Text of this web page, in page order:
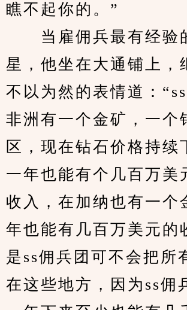
瞧不起你的。”
当雇佣兵最有经验
星，他坐在大通铺上，
不以为然的表情道：
非洲有一个金矿，一个
区，现在钻石价格持续
一年也能有个几百万美
收入，在加纳也有一个
年也能有几百万美元的
是ss佣兵团可不会把所
在这些地方，因为ss佣